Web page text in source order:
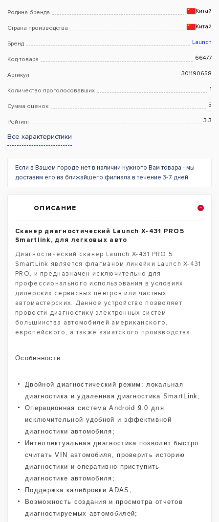
Родина бренда Китай
Страна производства Китай
Бренд Launch
Код товара 66477
Артикул 301190658
Количество проголосовавших 1
Сумма оценок 5
Рейтинг 3.3
Все характеристики
Если в Вашем городе нет в наличии нужного Вам товара - мы
доставим его из ближайшего филиала в течение 3-7 дней
ОПИСАНИЕ
Сканер диагностический Launch X-431 PRO5
Smartlink, для легковых авто
Диагностический сканер Launch X-431 PRO 5
SmartLink является флагманом линейки Launch X-431
PRO, и предназначен исключительно для
профессионального использования в условиях
дилерских сервисных центров или частных
автомастерских. Данное устройство позволяет
провести диагностику электронных систем
большинства автомобилей американского,
европейского, а также азиатского производства.
Особенности:
Двойной диагностический режим: локальная
диагностика и удаленная диагностика SmartLink;
Операционная система Android 9.0 для
исключительной удобной и эффективной
диагностики автомобиля;
Интеллектуальная диагностика позволит быстро
считать VIN автомобиля, проверить историю
диагностики и оперативно приступить
диагностике автомобиля;
Поддержка калибровки ADAS;
Возможность создания и просмотра отчетов
диагностируемых автомобилей;